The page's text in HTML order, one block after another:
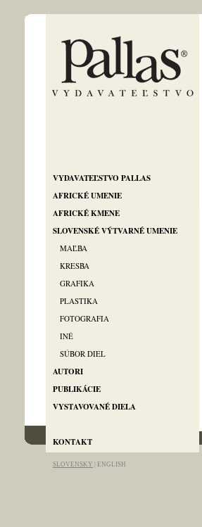
VYDAVATEĽSTVO PALLAS
AFRICKÉ UMENIE
AFRICKÉ KMENE
SLOVENSKÉ VÝTVARNÉ UMENIE
MAĽBA
KRESBA
GRAFIKA
PLASTIKA
FOTOGRAFIA
INÉ
SÚBOR DIEL
AUTORI
PUBLIKÁCIE
VYSTAVOVANÉ DIELA
KONTAKT
SLOVENSKY ENGLISH
info@artgallery-pallas.com